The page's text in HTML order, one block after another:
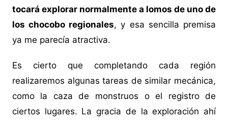
tocará explorar normalmente a lomos de uno de
los chocobo regionales, y esa sencilla premisa
ya me parecía atractiva.
Es cierto que completando cada región
realizaremos algunas tareas de similar mecánica,
como la caza de monstruos o el registro de
ciertos lugares. La gracia de la exploración ahí